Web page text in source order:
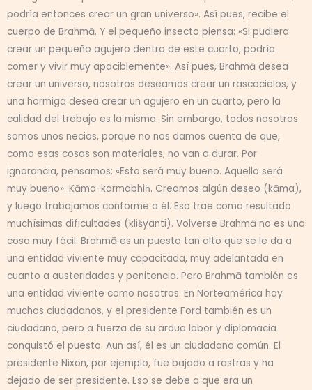
podría entonces crear un gran universo». Así pues, recibe el
cuerpo de Brahmā. Y el pequeño insecto piensa: «Si pudiera
crear un pequeño agujero dentro de este cuarto, podría
comer y vivir muy apaciblemente». Así pues, Brahmā desea
crear un universo, nosotros deseamos crear un rascacielos, y
una hormiga desea crear un agujero en un cuarto, pero la
calidad del trabajo es la misma. Sin embargo, todos nosotros
somos unos necios, porque no nos damos cuenta de que,
como esas cosas son materiales, no van a durar. Por
ignorancia, pensamos: «Esto será muy bueno. Aquello será
muy bueno». Kāma-karmabhiḥ. Creamos algún deseo (kāma),
y luego trabajamos conforme a él. Eso trae como resultado
muchísimas dificultades (kliśyanti). Volverse Brahmā no es una
cosa muy fácil. Brahmā es un puesto tan alto que se le da a
una entidad viviente muy capacitada, muy adelantada en
cuanto a austeridades y penitencia. Pero Brahmā también es
una entidad viviente como nosotros. En Norteamérica hay
muchos ciudadanos, y el presidente Ford también es un
ciudadano, pero a fuerza de su ardua labor y diplomacia
conquistó el puesto. Aun así, él es un ciudadano común. El
presidente Nixon, por ejemplo, fue bajado a rastras y ha
dejado de ser presidente. Eso se debe a que era un